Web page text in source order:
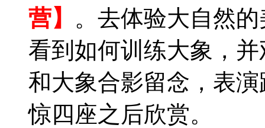
营】 。去体验大自然
看到如何训练大象，
和大象合影留念，表
惊四座之后欣赏。